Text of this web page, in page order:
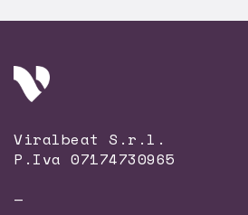
Viralbeat S.r.l.
P.Iva 07174730965
—